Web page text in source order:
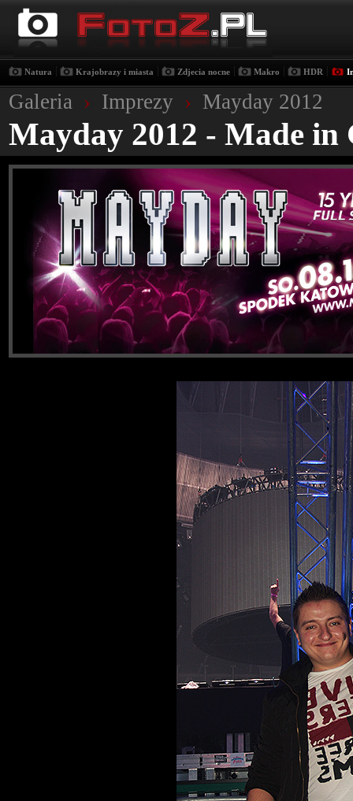
Natura Krajobrazy i miasta Zdjecia nocne Makro HDR
Galeria › Imprezy › Mayday 2012
Mayday 2012 - Made in